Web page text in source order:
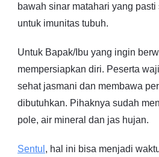
bawah sinar matahari yang
untuk imunitas tubuh.
Untuk Bapak/Ibu yang ingin
mempersiapkan diri. Peserta
sehat jasmani dan membawa
dibutuhkan. Pihaknya sudah
pole, air mineral dan jas hujan.
Sentul , hal ini bisa menjadi